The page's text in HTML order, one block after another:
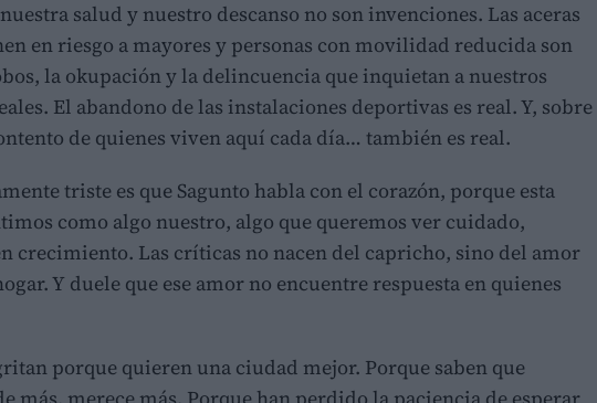
salud y nuestro descanso no son invenciones. Las aceras
en riesgo a mayores y personas con movilidad reducida son
la okupación y la delincuencia que inquietan a nuestros
El abandono de las instalaciones deportivas es real. Y, sobre
de quienes viven aquí cada día… también es real.
triste es que Sagunto habla con el corazón, porque esta
como algo nuestro, algo que queremos ver cuidado,
crecimiento. Las críticas no nacen del capricho, sino del amor
Y duele que ese amor no encuentre respuesta en quienes
porque quieren una ciudad mejor. Porque saben que